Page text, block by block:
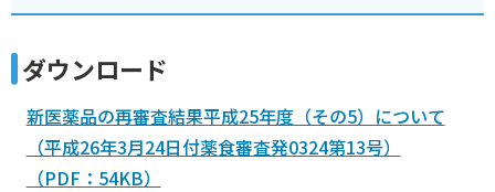
ダウンロード
新医薬品の再審査結果平成25年度（その5）について
（平成26年3月24日付薬食審査発0324第13号）
（PDF：54KB）